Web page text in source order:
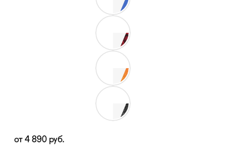
от 4 890 руб.